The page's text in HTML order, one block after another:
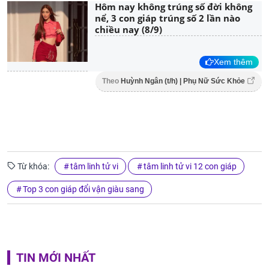
Hôm nay không trúng số đời không
nể, 3 con giáp trúng số 2 lần nào
chiều nay (8/9)
Xem thêm
Theo Huỳnh Ngân (t/h) | Phụ Nữ Sức Khỏe
Từ khóa: tâm linh tử vi tâm linh tử vi 12 con giáp
Top 3 con giáp đổi vận giàu sang
TIN MỚI NHẤT